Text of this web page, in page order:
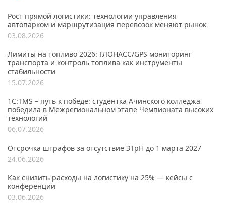
Рост прямой логистики: технологии управления
автопарком и маршрутизация перевозок меняют рынок
03.08.2026
Лимиты на топливо 2026: ГЛОНАСС/GPS мониторинг
транспорта и контроль топлива как инструменты
стабильности
15.07.2026
1С:TMS – путь к победе: студентка Ачинского колледжа
победила в Межрегиональном этапе Чемпионата высоких
технологий
06.07.2026
Отсрочка штрафов за отсутствие ЭТрН до 1 марта 2027
24.06.2026
Как снизить расходы на логистику на 25% — кейсы с
конференции
03.06.2026